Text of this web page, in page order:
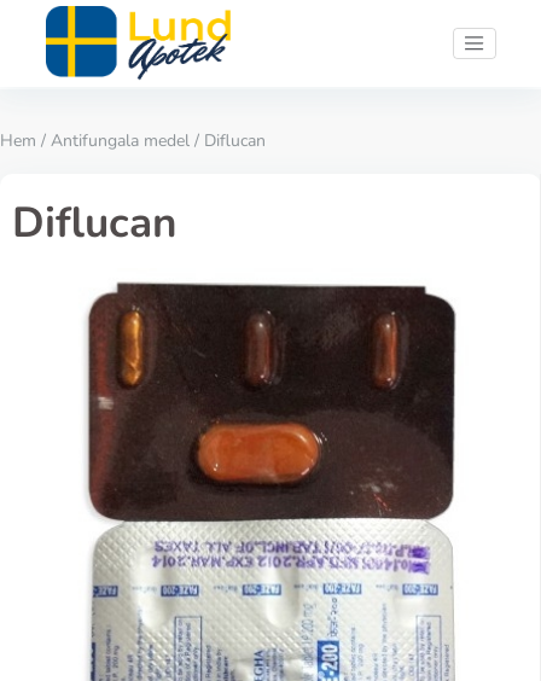
Hem / Antifungala medel / Diflucan
Diflucan